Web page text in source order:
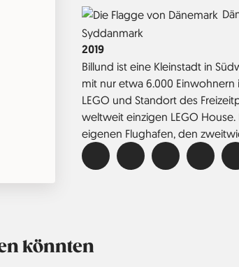
Country
Region
Syddanmark
Jahr
2019
Billund ist eine Kleinstadt in
mit nur etwa 6.000
LEGO und Standort des
weltweit einzigen LEGO
eigenen Flughafen, den
könnten